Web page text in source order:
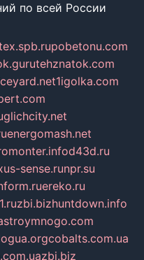
по всей России
pobetonu.com
tehznatok.com
1igolka.com
energomash.net
d43d.ru
sense.runpr.su
ereko.ru
zbi.bizhuntdown.info
stroymnogo.com
cobalts.com.ua
zbi.biz